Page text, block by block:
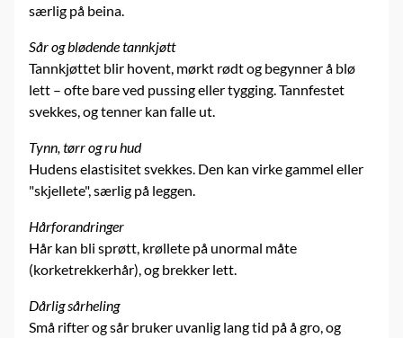
særlig på beina.
Sår og blødende tannkjøtt
Tannkjøttet blir hovent, mørkt rødt og begynner å blø
lett – ofte bare ved pussing eller tygging. Tannfestet
svekkes, og tenner kan falle ut.
Tynn, tørr og ru hud
Hudens elastisitet svekkes. Den kan virke gammel eller
"skjellete", særlig på leggen.
Hårforandringer
Hår kan bli sprøtt, krøllete på unormal måte
(korketrekkerhår), og brekker lett.
Dårlig sårheling
Små rifter og sår bruker uvanlig lang tid på å gro, og